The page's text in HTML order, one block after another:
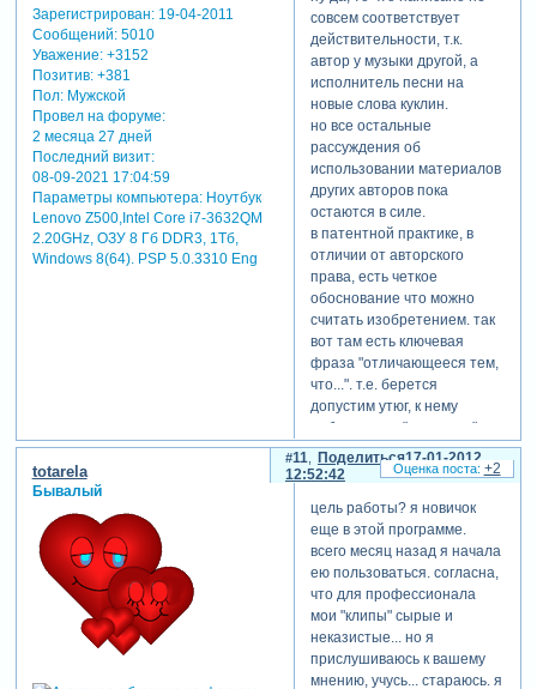
Зарегистрирован: 19-04-2011
Сообщений:5010
Уважение: +3152
Позитив: +381
Пол:Мужской
Провел на форуме:
2 месяца 27 дней
Последний визит:
08-09-2021 17:04:59
Параметры компьютера:Ноутбук
Lenovo Z500,Intel Core i7-3632QM
2.20GHz, ОЗУ 8 Гб DDR3, 1Тб,
Windows 8(64). PSP 5.0.3310 Eng
совсем соответствует
действительности, т.к.
автор у музыки другой, а
исполнитель песни на
новые слова куклин.
но все остальные
рассуждения об
использовании материалов
других авторов пока
остаются в силе.
в патентной практике, в
отличии от авторского
права, есть четкое
обоснование что можно
считать изобретением. так
вот там есть ключевая
фраза "отличающееся тем,
что...". т.е. берется
допустим утюг, к нему
добавляется "примочка"
для того чтобы можно было
ставить его не
например выпускается
шасси. т это уже является
изобретением. т.е. сам утюг
изобрел один человек, я
добавил в него что-то и в
заявке на изобретение
написал "отличающееся
тем, что..." и все! теперь
Поделиться
11
17-01-2012
12:52:42
totarela
Бывалый
цель работы? я новичок
еще в этой программе.
всего месяц назад я начала
ею пользоваться. согласна,
что для профессионала
мои "клипы" сырые и
неказистые... но я
прислушиваюсь к вашему
мнению, учусь... стараюсь. я
+2